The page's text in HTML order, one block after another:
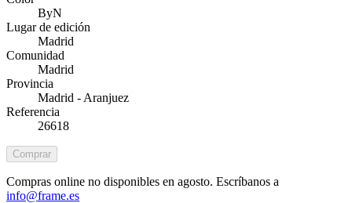
ByN
Lugar de edición
Madrid
Comunidad
Madrid
Provincia
Madrid - Aranjuez
Referencia
26618
Comprar
Compras online no disponibles en agosto. Escríbanos a
info@frame.es